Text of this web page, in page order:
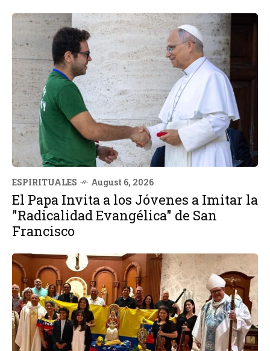
ESPIRITUALES August 6, 2026
El Papa Invita a los Jóvenes a Imitar la
"Radicalidad Evangélica" de San
Francisco